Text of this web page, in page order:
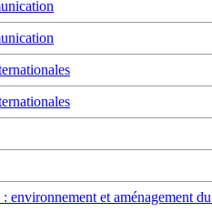
environnement et aménagement